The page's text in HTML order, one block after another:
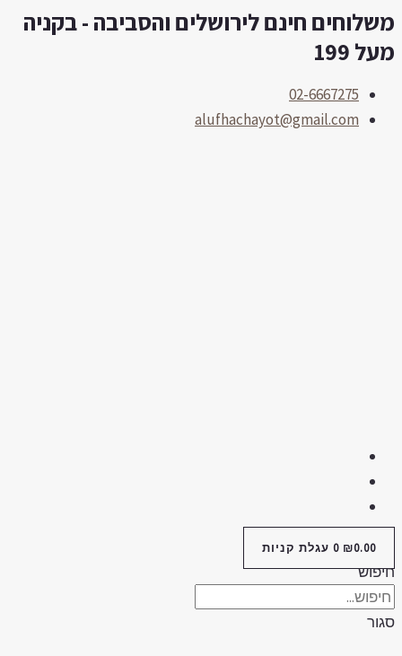
חינם לירושלים והסביבה - בקניה
199
02-6667275
alufhachayot@gmail.com
₪0.00
0 עגלת קניות